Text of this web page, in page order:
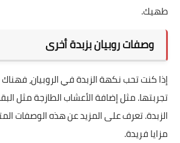
طهيك.
وصفات روبيان بزبدة أخرى
إذا كنت تحب نكهة الزبدة في الروبيان،
تجربتها. مثل إضافة الأعشاب الطازجة مثل
الزبدة.تعرف على المزيدعن هذه الوصفات
مزايا فريدة.